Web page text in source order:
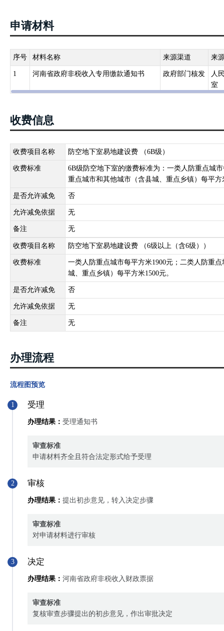
申请材料
序号 材料名称 来源渠道 来
1 河南省政府非税收入专用缴款通知书 政府部门核发
人
室
收费信息
收费项目名称 防空地下室易地建设费 （6B级）
收费标准
6B级防空地下室的缴费标准为：一类人防重点城
重点城市和其他城市（含县城、重点乡镇）每平方
是否允许减免 否
允许减免依据 无
备注 无
收费项目名称 防空地下室易地建设费 （6级以上（含6级））
收费标准
一类人防重点城市每平方米1900元；二类人防重
城、重点乡镇）每平方米1500元。
是否允许减免 否
允许减免依据 无
备注 无
办理流程
流程图预览
1 受理
办理结果： 受理通知书
审查标准
申请材料齐全且符合法定形式给予受理
2 审核
办理结果： 提出初步意见，转入决定步骤
审查标准
对申请材料进行审核
3 决定
办理结果： 河南省政府非税收入财政票据
审查标准
复核审查步骤提出的初步意见，作出审批决定